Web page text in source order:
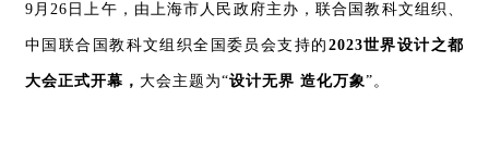
9月26日上午，由上海市人民政府主办，联合国教科文组织、
中国联合国教科文组织全国委员会支持的 2023世界设计之都
大会正式开幕， 大会主题为“设计无界 造化万象”。